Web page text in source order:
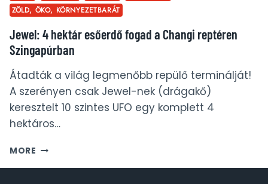
ZÖLD, ÖKO, KÖRNYEZETBARÁT
Jewel: 4 hektár esőerdő fogad a Changi reptéren
Szingapúrban
Átadták a világ legmenőbb repülő terminálját!
A szerényen csak Jewel-nek (drágakő)
keresztelt 10 szintes UFO egy komplett 4
hektáros…
MORE JEWEL: